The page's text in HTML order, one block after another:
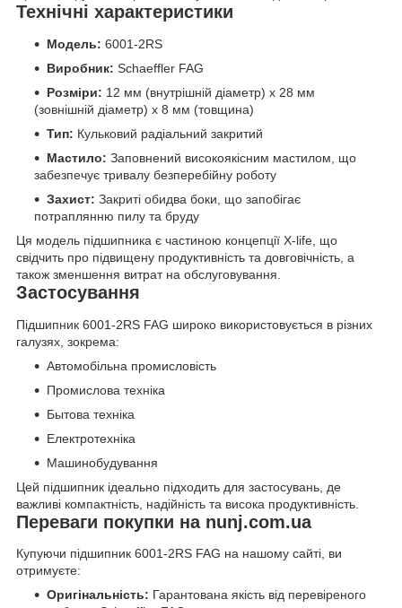
Технічні характеристики
Модель: 6001-2RS
Виробник: Schaeffler FAG
Розміри: 12 мм (внутрішній діаметр) x 28 мм
(зовнішній діаметр) x 8 мм (товщина)
Тип: Кульковий радіальний закритий
Мастило: Заповнений високоякісним мастилом, що
забезпечує тривалу безперебійну роботу
Захист: Закриті обидва боки, що запобігає
потраплянню пилу та бруду
Ця модель підшипника є частиною концепції X-life, що
свідчить про підвищену продуктивність та довговічність, а
також зменшення витрат на обслуговування.
Застосування
Підшипник 6001-2RS FAG широко використовується в різних
галузях, зокрема:
Автомобільна промисловість
Промислова техніка
Бытова техніка
Електротехніка
Машинобудування
Цей підшипник ідеально підходить для застосувань, де
важливі компактність, надійність та висока продуктивність.
Переваги покупки на nunj.com.ua
Купуючи підшипник 6001-2RS FAG на нашому сайті, ви
отримуєте:
Оригінальність: Гарантована якість від перевіреного